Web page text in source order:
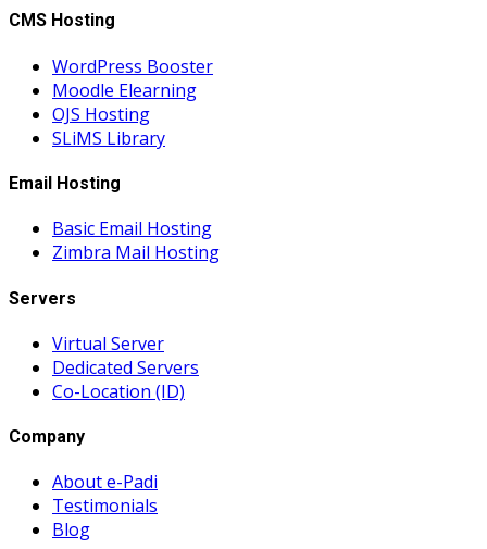
CMS Hosting
WordPress Booster
Moodle Elearning
OJS Hosting
SLiMS Library
Email Hosting
Basic Email Hosting
Zimbra Mail Hosting
Servers
Virtual Server
Dedicated Servers
Co-Location (ID)
Company
About e-Padi
Testimonials
Blog